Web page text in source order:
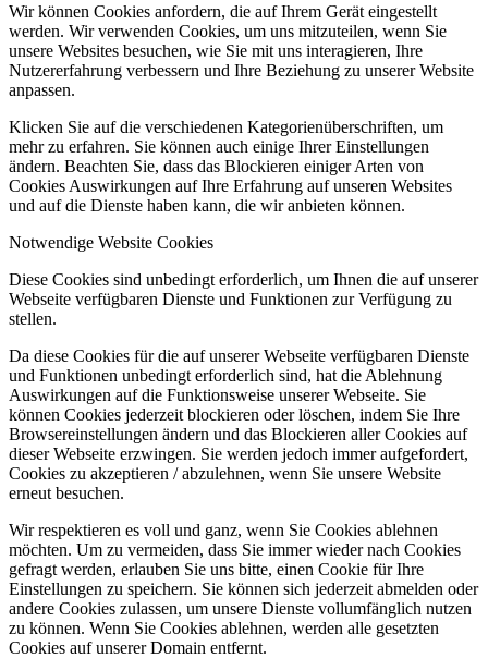
Wir können Cookies anfordern, die auf Ihrem Gerät eingestellt
werden. Wir verwenden Cookies, um uns mitzuteilen, wenn Sie
unsere Websites besuchen, wie Sie mit uns interagieren, Ihre
Nutzererfahrung verbessern und Ihre Beziehung zu unserer Website
anpassen.
Klicken Sie auf die verschiedenen Kategorienüberschriften, um
mehr zu erfahren. Sie können auch einige Ihrer Einstellungen
ändern. Beachten Sie, dass das Blockieren einiger Arten von
Cookies Auswirkungen auf Ihre Erfahrung auf unseren Websites
und auf die Dienste haben kann, die wir anbieten können.
Notwendige Website Cookies
Diese Cookies sind unbedingt erforderlich, um Ihnen die auf unserer
Webseite verfügbaren Dienste und Funktionen zur Verfügung zu
stellen.
Da diese Cookies für die auf unserer Webseite verfügbaren Dienste
und Funktionen unbedingt erforderlich sind, hat die Ablehnung
Auswirkungen auf die Funktionsweise unserer Webseite. Sie
können Cookies jederzeit blockieren oder löschen, indem Sie Ihre
Browsereinstellungen ändern und das Blockieren aller Cookies auf
dieser Webseite erzwingen. Sie werden jedoch immer aufgefordert,
Cookies zu akzeptieren / abzulehnen, wenn Sie unsere Website
erneut besuchen.
Wir respektieren es voll und ganz, wenn Sie Cookies ablehnen
möchten. Um zu vermeiden, dass Sie immer wieder nach Cookies
gefragt werden, erlauben Sie uns bitte, einen Cookie für Ihre
Einstellungen zu speichern. Sie können sich jederzeit abmelden oder
andere Cookies zulassen, um unsere Dienste vollumfänglich nutzen
zu können. Wenn Sie Cookies ablehnen, werden alle gesetzten
Cookies auf unserer Domain entfernt.